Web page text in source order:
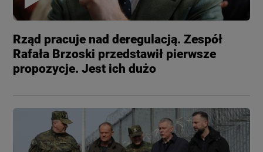
Rząd pracuje nad deregulacją. Zespół
Rafała Brzoski przedstawił pierwsze
propozycje. Jest ich dużo